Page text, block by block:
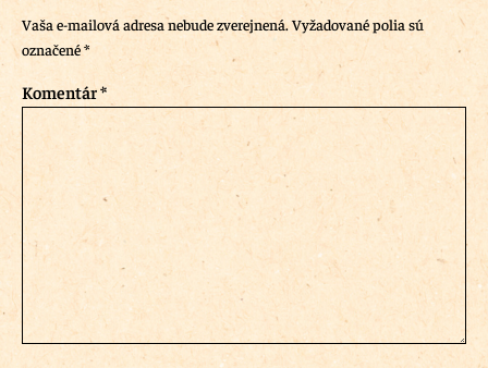
Vaša e-mailová adresa nebude zverejnená.Vyžadované polia sú
označené*
Komentár*